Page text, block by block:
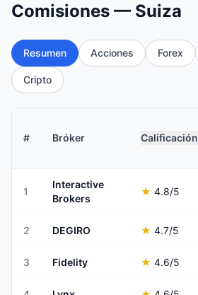
Comisiones — Suiza
Resumen Acciones Forex
Cripto
# Bróker Calificación
1
Interactive
Brokers
★ 4.8/5
2 DEGIRO ★ 4.7/5
3 Fidelity ★ 4.6/5